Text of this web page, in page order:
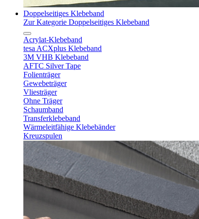
Doppelseitiges Klebeband
Zur Kategorie Doppelseitiges Klebeband
Acrylat-Klebeband
tesa ACXplus Klebeband
3M VHB Klebeband
AFTC Silver Tape
Folienträger
Gewebeträger
Vliesträger
Ohne Träger
Schaumband
Transferklebeband
Wärmeleitfähige Klebebänder
Kreuzspulen